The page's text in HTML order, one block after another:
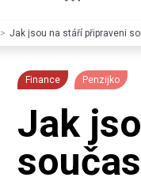
Jak jsou na stáří připraveni
Finance Penzijko
Jak